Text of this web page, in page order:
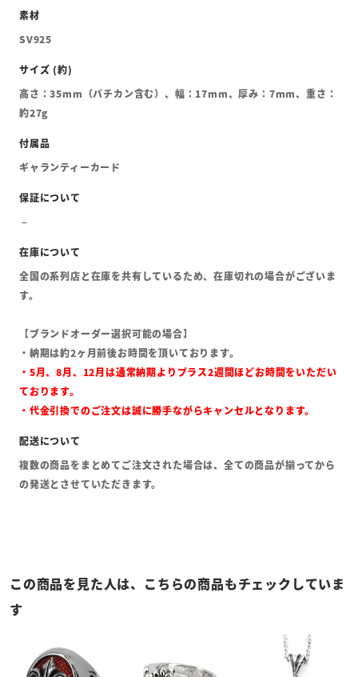
SV925
高さ：35mm（バチカン含む）、幅：17mm、厚み：7mm、重さ：
約27g
ギャランティーカード
全国の系列店と在庫を共有しているため、在庫切れの場合がございま
す。
【ブランドオーダー選択可能の場合】
・納期は約2ヶ月前後お時間を頂いております。
・5月、8月、12月は通常納期よりプラス2週間ほどお時間をいただい
ております。
・代金引換でのご注文は誠に勝手ながらキャンセルとなります。
複数の商品をまとめてご注文された場合は、全ての商品が揃ってから
の発送とさせていただきます。
この商品を見た人は、こちらの商品もチェックしていま
す